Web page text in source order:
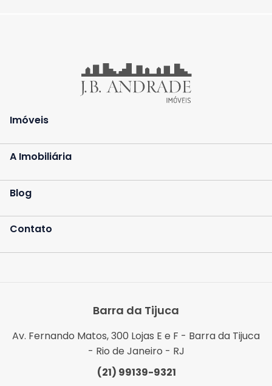
Imóveis
A Imobiliária
Blog
Contato
Barra da Tijuca
Av. Fernando Matos, 300 Lojas E e F - Barra da Tijuca
- Rio de Janeiro - RJ
(21) 99139-9321